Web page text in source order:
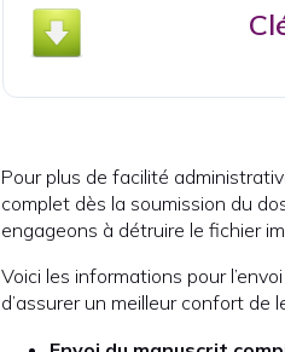
Pour plus de facilité
complet dès la soumission du
engageons à détruire le fichier
Voici les informations pour
d’assurer un meilleur confort de